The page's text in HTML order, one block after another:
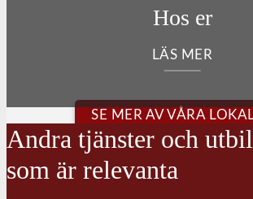
Hos er
LÄS MER
SE MER AV VÅRA
Andra tjänster och
som är relevanta